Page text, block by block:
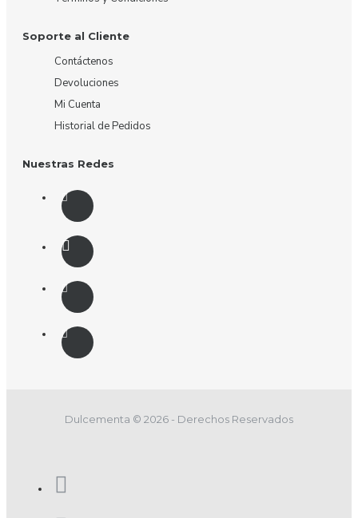
Soporte al Cliente
Contáctenos
Devoluciones
Mi Cuenta
Historial de Pedidos
Nuestras Redes
Dulcementa © 2026 - Derechos Reservados